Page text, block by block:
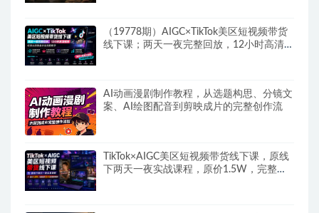
（19778期）AIGC×TikTok美区短视频带货
线下课；两天一夜完整回放，12小时高清视
AI动画漫剧制作教程，从选题构思、分镜文
案、AI绘图配音到剪映成片的完整创作流
TikTok×AIGC美区短视频带货线下课，原线
下两天一夜实战课程，原价1.5W，完整收